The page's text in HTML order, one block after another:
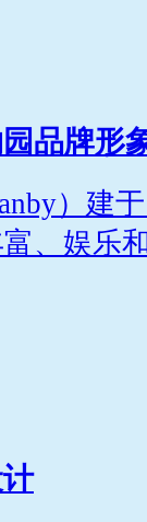
品牌形
）建
、娱乐